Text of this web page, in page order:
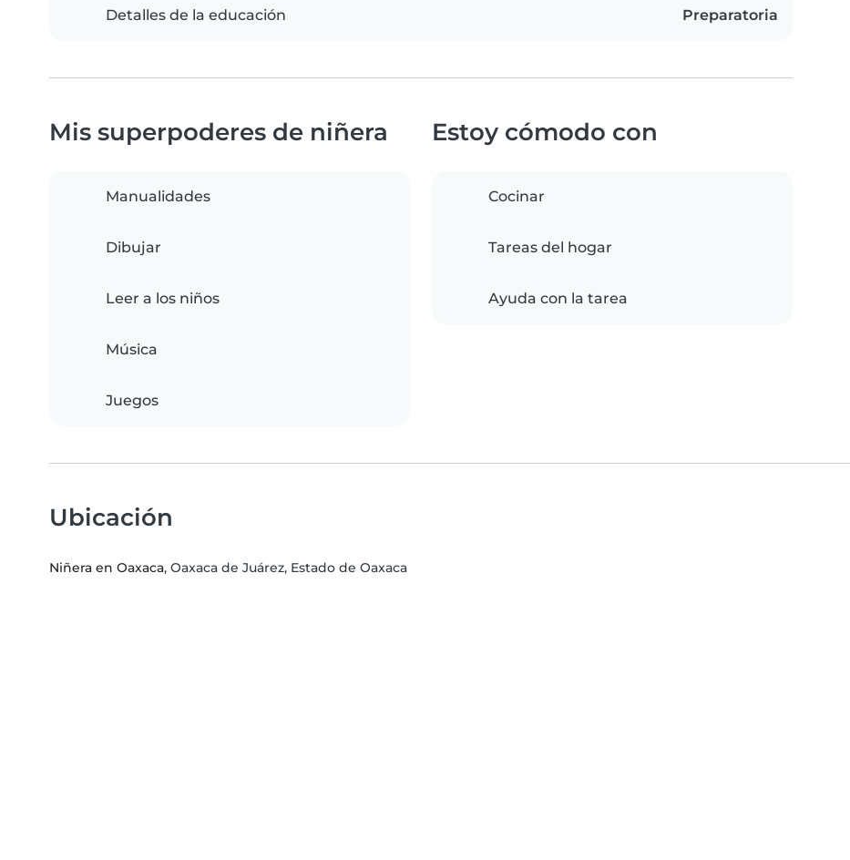
Detalles de la educación Preparatoria
Mis superpoderes de niñera
Manualidades
Dibujar
Leer a los niños
Música
Juegos
Estoy cómodo con
Cocinar
Tareas del hogar
Ayuda con la tarea
Ubicación
Niñera en Oaxaca, Oaxaca de Juárez, Estado de Oaxaca